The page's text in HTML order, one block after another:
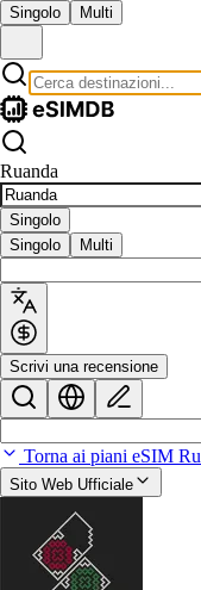
Singolo Multi
Ruanda
Singolo
Singolo
Multi
Scrivi una recensione
Torna ai piani eSIM
Sito Web Ufficiale